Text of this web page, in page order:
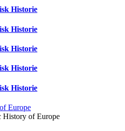
Historie
Historie
Historie
Historie
Historie
Europe
History of Europe